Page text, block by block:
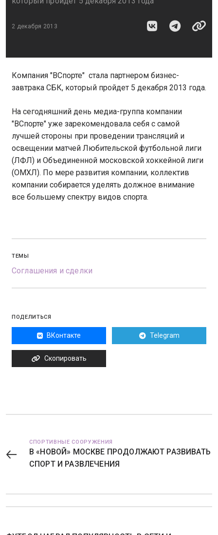
2 декабря 2013
Компания "ВСпорте" стала партнером бизнес-
завтрака СБК, который пройдет 5 декабря 2013 года.
На сегодняшний день медиа-группа компании
"ВСпорте" уже зарекомендовала себя с самой
лучшей стороны при проведении трансляций и
освещении матчей Любительской футбольной лиги
(ЛФЛ) и Объединенной московской хоккейной лиги
(ОМХЛ). По мере развития компании, коллектив
компании собирается уделять должное внимание
все большему спектру видов спорта.
ТЕМЫ
Соглашения и сделки
ПОДЕЛИТЬСЯ
ВКонтакте Telegram
Скопировать
СПОРТИВНЫЕ СООРУЖЕНИЯ
В «НОВОЙ» МОСКВЕ ПРОДОЛЖАЮТ РАЗВИВАТЬ
СПОРТ И РАЗВЛЕЧЕНИЯ